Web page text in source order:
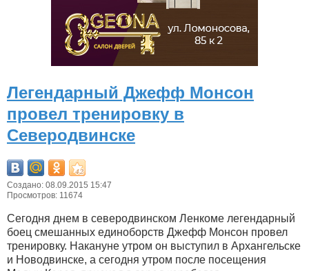
Легендарный Джефф Монсон
провел тренировку в
Северодвинске
Создано: 08.09.2015 15:47
Просмотров: 11674
Сегодня днем в северодвинском Ленкоме легендарный
боец смешанных единоборств Джефф Монсон провел
тренировку. Накануне утром он выступил в Архангельске
и Новодвинске, а сегодня утром после посещения